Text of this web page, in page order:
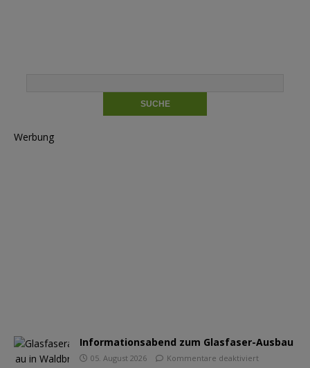
Werbung
Informationsabend zum Glasfaser-Ausbau
05. August 2026 Kommentare deaktiviert